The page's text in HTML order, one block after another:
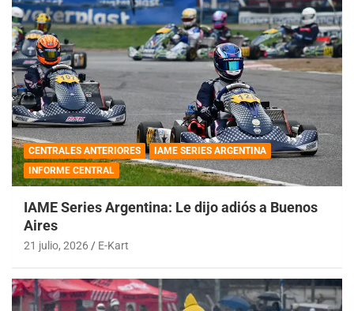
CENTRALES ANTERIORES
IAME SERIES ARGENTINA
INFORME CENTRAL
IAME Series Argentina: Le dijo adiós a Buenos
Aires
21 julio, 2026 E-Kart